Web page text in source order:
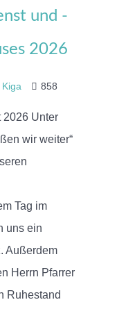
und -
2026
858
2026 Unter
wir weiter“
Tag im
uns ein
Außerdem
Herrn Pfarrer
Ruhestand